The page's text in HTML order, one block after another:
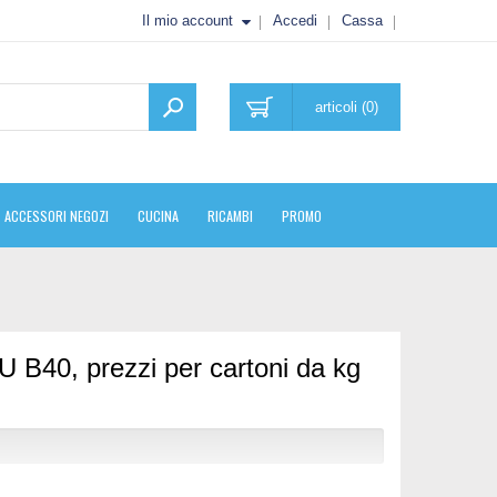
Cassa
Accedi
Il mio account
articoli (0)
ACCESSORI NEGOZI CUCINA RICAMBI PROMO
B40, prezzi per cartoni da kg